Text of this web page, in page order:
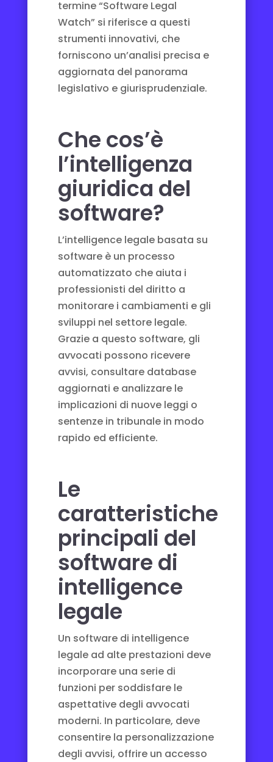
termine “Software Legal
Watch” si riferisce a questi
strumenti innovativi, che
forniscono un’analisi precisa e
aggiornata del panorama
legislativo e giurisprudenziale.
Che cos’è
l’intelligenza
giuridica del
software?
L’intelligence legale basata su
software è un processo
automatizzato che aiuta i
professionisti del diritto a
monitorare i cambiamenti e gli
sviluppi nel settore legale.
Grazie a questo software, gli
avvocati possono ricevere
avvisi, consultare database
aggiornati e analizzare le
implicazioni di nuove leggi o
sentenze in tribunale in modo
rapido ed efficiente.
Le
caratteristiche
principali del
software di
intelligence
legale
Un software di intelligence
legale ad alte prestazioni deve
incorporare una serie di
funzioni per soddisfare le
aspettative degli avvocati
moderni. In particolare, deve
consentire la personalizzazione
degli avvisi, offrire un accesso